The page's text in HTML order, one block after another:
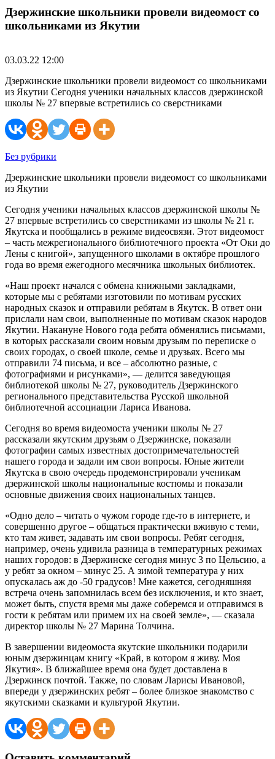
Дзержинские школьники провели видеомост со
школьниками из Якутии
03.03.22 12:00
Дзержинские школьники провели видеомост со школьниками
из Якутии Сегодня ученики начальных классов дзержинской
школы № 27 впервые встретились со сверстниками
Без рубрики
Дзержинские школьники провели видеомост со школьниками
из Якутии
Сегодня ученики начальных классов дзержинской школы №
27 впервые встретились со сверстниками из школы № 21 г.
Якутска и пообщались в режиме видеосвязи. Этот видеомост
– часть межрегионального библиотечного проекта «От Оки до
Лены с книгой», запущенного школами в октябре прошлого
года во время ежегодного месячника школьных библиотек.
«Наш проект начался с обмена книжными закладками,
которые мы с ребятами изготовили по мотивам русских
народных сказок и отправили ребятам в Якутск. В ответ они
прислали нам свои, выполненные по мотивам сказок народов
Якутии. Накануне Нового года ребята обменялись письмами,
в которых рассказали своим новым друзьям по переписке о
своих городах, о своей школе, семье и друзьях. Всего мы
отправили 74 письма, и все – абсолютно разные, с
фотографиями и рисунками», — делится заведующая
библиотекой школы № 27, руководитель Дзержинского
регионального представительства Русской школьной
библиотечной ассоциации Лариса Иванова.
Сегодня во время видеомоста ученики школы № 27
рассказали якутским друзьям о Дзержинске, показали
фотографии самых известных достопримечательностей
нашего города и задали им свои вопросы. Юные жители
Якутска в свою очередь продемонстрировали ученикам
дзержинской школы национальные костюмы и показали
основные движения своих национальных танцев.
«Одно дело – читать о чужом городе где-то в интернете, и
совершенно другое – общаться практически вживую с теми,
кто там живет, задавать им свои вопросы. Ребят сегодня,
например, очень удивила разница в температурных режимах
наших городов: в Дзержинске сегодня минус 3 по Цельсию, а
у ребят за окном – минус 25. А зимой температура у них
опускалась аж до -50 градусов! Мне кажется, сегодняшняя
встреча очень запомнилась всем без исключения, и кто знает,
может быть, спустя время мы даже соберемся и отправимся в
гости к ребятам или примем их на своей земле», — сказала
директор школы № 27 Марина Толчина.
В завершении видеомоста якутские школьники подарили
юным дзержинцам книгу «Край, в котором я живу. Моя
Якутия». В ближайшее время она будет доставлена в
Дзержинск почтой. Также, по словам Ларисы Ивановой,
впереди у дзержинских ребят – более близкое знакомство с
якутскими сказками и культурой Якутии.